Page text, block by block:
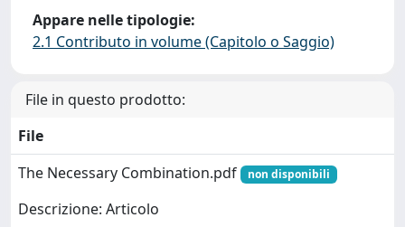
Appare nelle tipologie:
2.1 Contributo in volume (Capitolo o Saggio)
File in questo prodotto:
File
The Necessary Combination.pdf
non disponibili
Descrizione: Articolo